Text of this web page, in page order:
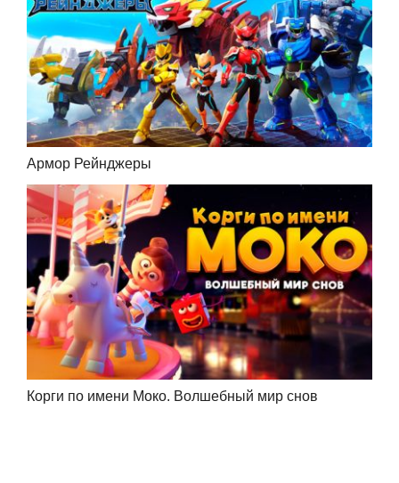
Армор Рейнджеры
Корги по имени Моко. Волшебный мир снов